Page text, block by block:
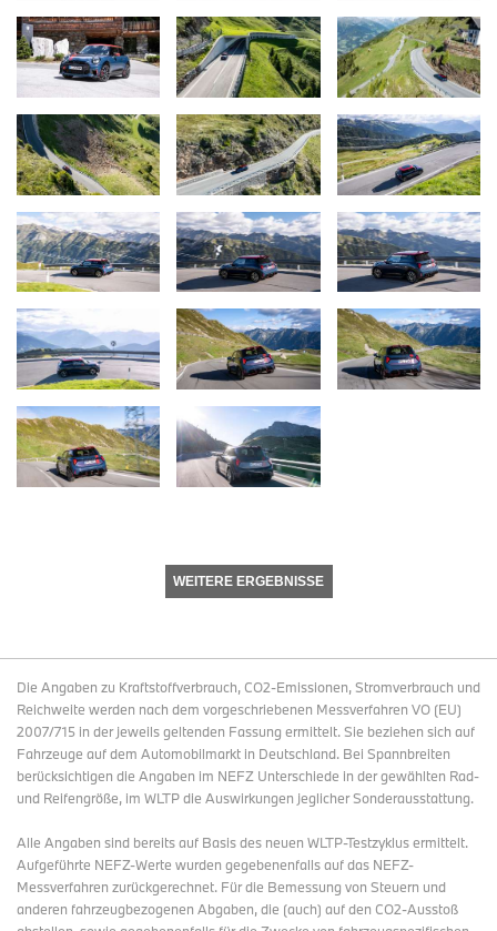
WEITERE ERGEBNISSE
Die Angaben zu Kraftstoffverbrauch, CO2-Emissionen, Stromverbrauch und
Reichweite werden nach dem vorgeschriebenen Messverfahren VO (EU)
2007/715 in der jeweils geltenden Fassung ermittelt. Sie beziehen sich auf
Fahrzeuge auf dem Automobilmarkt in Deutschland. Bei Spannbreiten
berücksichtigen die Angaben im NEFZ Unterschiede in der gewählten Rad-
und Reifengröße, im WLTP die Auswirkungen jeglicher Sonderausstattung.
Alle Angaben sind bereits auf Basis des neuen WLTP-Testzyklus ermittelt.
Aufgeführte NEFZ-Werte wurden gegebenenfalls auf das NEFZ-
Messverfahren zurückgerechnet. Für die Bemessung von Steuern und
anderen fahrzeugbezogenen Abgaben, die (auch) auf den CO2-Ausstoß